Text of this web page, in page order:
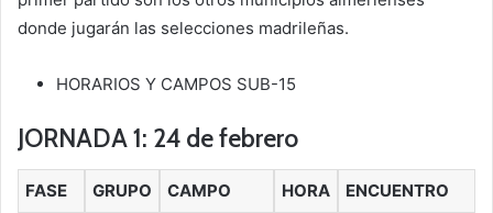
donde jugarán las selecciones madrileñas.
HORARIOS Y CAMPOS SUB-15
JORNADA 1: 24 de febrero
FASE GRUPO CAMPO HORA ENCUENTRO